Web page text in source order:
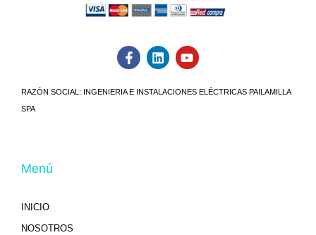
RAZÓN SOCIAL: INGENIERIA E INSTALACIONES ELÉCTRICAS PAILAMILLA
SPA
Menú
INICIO
NOSOTROS